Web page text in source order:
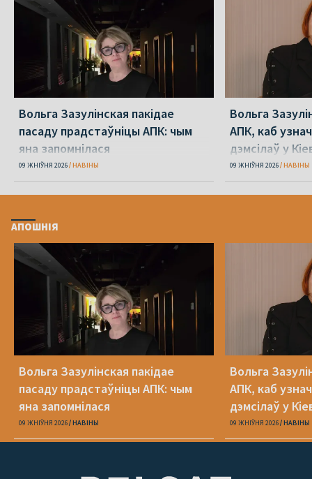
Вольга Зазулінская пакідае
пасаду прадстаўніцы АПК: чым
яна запомнілася
09 ЖНІЎНЯ 2026 НАВІНЫ
Вольга
АПК, каб
дэмсілаў у
Юлія Міцкевіч
09 ЖНІЎНЯ 2026 НАВІНЫ
АПОШНІЯ
Вольга Зазулінская пакідае
пасаду прадстаўніцы АПК: чым
яна запомнілася
09 ЖНІЎНЯ 2026 НАВІНЫ
Вольга
АПК, каб
дэмсілаў у
Юлія Міцкевіч
09 ЖНІЎНЯ 2026 НАВІНЫ